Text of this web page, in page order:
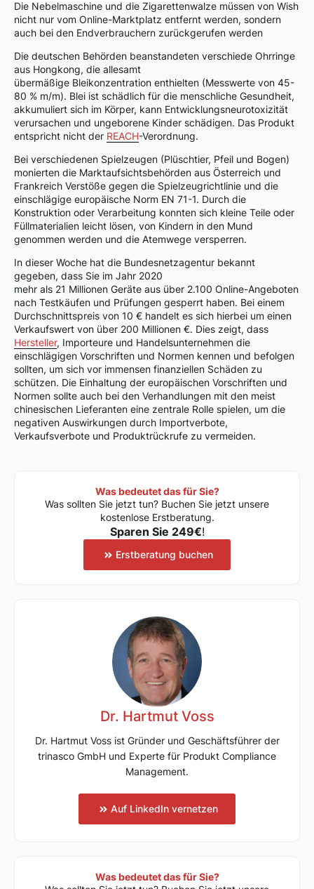
Die Nebelmaschine und die Zigarettenwalze müssen von Wish
nicht nur vom Online-Marktplatz entfernt werden, sondern
auch bei den Endverbrauchern zurückgerufen werden
Die deutschen Behörden beanstandeten verschiede Ohrringe
aus Hongkong, die allesamt
übermäßige Bleikonzentration enthielten (Messwerte von 45-
80 % m/m). Blei ist schädlich für die menschliche Gesundheit,
akkumuliert sich im Körper, kann Entwicklungsneurotoxizität
verursachen und ungeborene Kinder schädigen. Das Produkt
entspricht nicht der REACH-Verordnung.
Bei verschiedenen Spielzeugen (Plüschtier, Pfeil und Bogen)
monierten die Marktaufsichtsbehörden aus Österreich und
Frankreich Verstöße gegen die Spielzeugrichtlinie und die
einschlägige europäische Norm EN 71-1. Durch die
Konstruktion oder Verarbeitung konnten sich kleine Teile oder
Füllmaterialien leicht lösen, von Kindern in den Mund
genommen werden und die Atemwege versperren.
In dieser Woche hat die Bundesnetzagentur bekannt
gegeben, dass Sie im Jahr 2020
mehr als 21 Millionen Geräte aus über 2.100 Online-Angeboten
nach Testkäufen und Prüfungen gesperrt haben. Bei einem
Durchschnittspreis von 10 € handelt es sich hierbei um einen
Verkaufswert von über 200 Millionen €. Dies zeigt, dass
Hersteller, Importeure und Handelsunternehmen die
einschlägigen Vorschriften und Normen kennen und befolgen
sollten, um sich vor immensen finanziellen Schäden zu
schützen. Die Einhaltung der europäischen Vorschriften und
Normen sollte auch bei den Verhandlungen mit den meist
chinesischen Lieferanten eine zentrale Rolle spielen, um die
negativen Auswirkungen durch Importverbote,
Verkaufsverbote und Produktrückrufe zu vermeiden.
Was bedeutet das für Sie?
Was sollten Sie jetzt tun? Buchen Sie jetzt unsere
kostenlose Erstberatung.
Sparen Sie 249€!
Erstberatung buchen
Dr. Hartmut Voss
Dr. Hartmut Voss ist Gründer und Geschäftsführer der
trinasco GmbH und Experte für Produkt Compliance
Management.
Auf LinkedIn vernetzen
Was bedeutet das für Sie?